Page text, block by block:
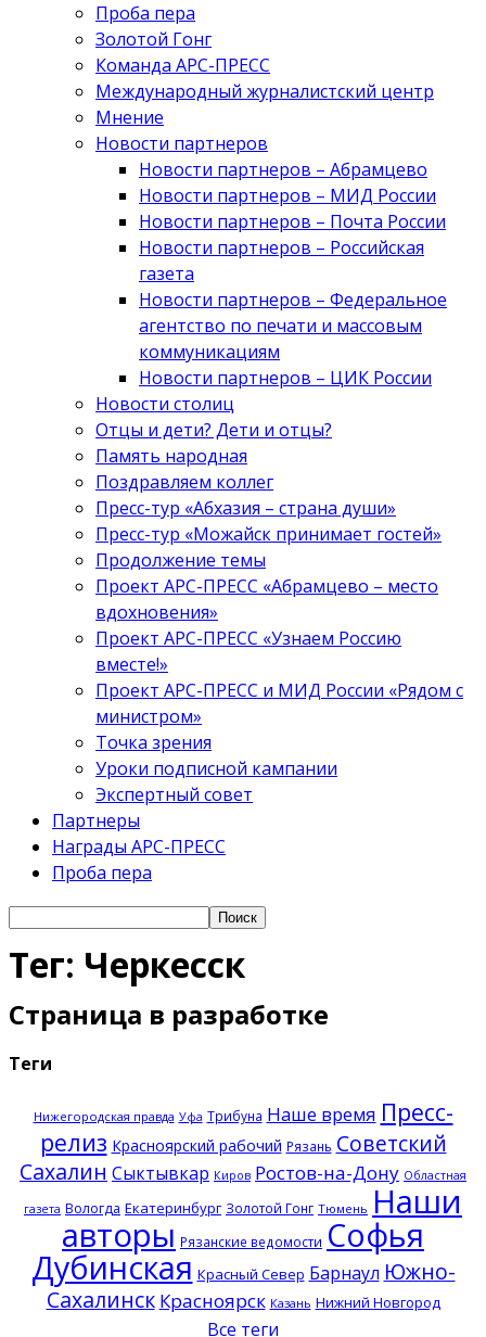
Проба пера
Золотой Гонг
Команда АРС-ПРЕСС
Международный журналистский центр
Мнение
Новости партнеров
Новости партнеров – Абрамцево
Новости партнеров – МИД России
Новости партнеров – Почта России
Новости партнеров – Российская
газета
Новости партнеров – Федеральное
агентство по печати и массовым
коммуникациям
Новости партнеров – ЦИК России
Новости столиц
Отцы и дети? Дети и отцы?
Память народная
Поздравляем коллег
Пресс-тур «Абхазия – страна души»
Пресс-тур «Можайск принимает гостей»
Продолжение темы
Проект АРС-ПРЕСС «Абрамцево – место
вдохновения»
Проект АРС-ПРЕСС «Узнаем Россию
вместе!»
Проект АРС-ПРЕСС и МИД России «Рядом с
министром»
Точка зрения
Уроки подписной кампании
Экспертный совет
Партнеры
Награды АРС-ПРЕСС
Проба пера
Тег: Черкесск
Страница в разработке
Теги
Нижегородская правда Уфа Трибуна Наше время Пресс-
релиз Красноярский рабочий Рязань Советский
Сахалин Сыктывкар Киров Ростов-на-Дону Областная
газета Вологда Екатеринбург Золотой Гонг Тюмень Наши
авторы Рязанские ведомости Софья
Дубинская Красный Север Барнаул Южно-
Сахалинск Красноярск Казань Нижний Новгород
Все теги